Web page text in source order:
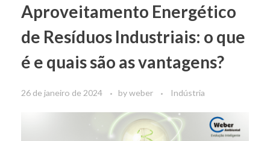
Aproveitamento Energético
de Resíduos Industriais: o que
é e quais são as vantagens?
26 de janeiro de 2024 byweber Indústria